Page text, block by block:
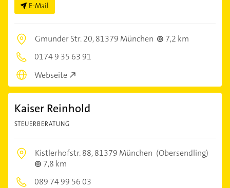
E-Mail
Gmunder Str. 20,81379 München
7,2 km
0174 9 35 63 91
Webseite
Kaiser Reinhold
STEUERBERATUNG
Kistlerhofstr. 88,81379 München (Obersendling)
7,8 km
089 74 99 56 03